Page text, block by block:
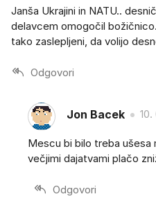
Janša Ukrajini in NATU..
delavcem omogočil
tako zaslepljeni, da volijo
Odgovori
Jon Bacek 10.
Mescu bi bilo treba ušesa
večjimi dajatvami plačo
Odgovori